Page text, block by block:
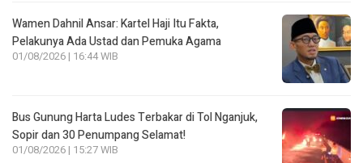
Wamen Dahnil Ansar: Kartel Haji Itu Fakta,
Pelakunya Ada Ustad dan Pemuka Agama
01/08/2026 | 16:44 WIB
Bus Gunung Harta Ludes Terbakar di Tol Nganjuk,
Sopir dan 30 Penumpang Selamat!
01/08/2026 | 15:27 WIB